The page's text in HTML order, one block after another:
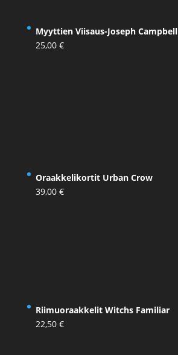
Myyttien Viisaus-Joseph Campbell
25,00 €
Oraakkelikortit Urban Crow
39,00 €
Riimuoraakkelit Witchs Familiar
22,50 €